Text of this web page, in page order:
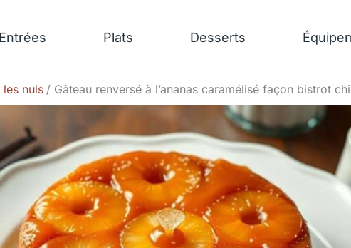
Entrées Plats Desserts
nuls Gâteau renversé à l’ananas caramélisé façon bistrot